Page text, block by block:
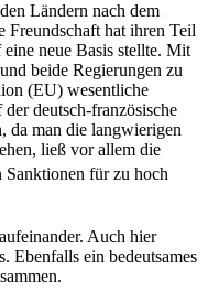
Ländern nach dem
Freundschaft hat ihren Teil
neue Basis stellte. Mit
beide Regierungen zu
(EU) wesentliche
deutsch-französische
da man die langwierigen
ließ vor allem die
Sanktionen für zu hoch
Auch hier
Ebenfalls ein bedeutsames